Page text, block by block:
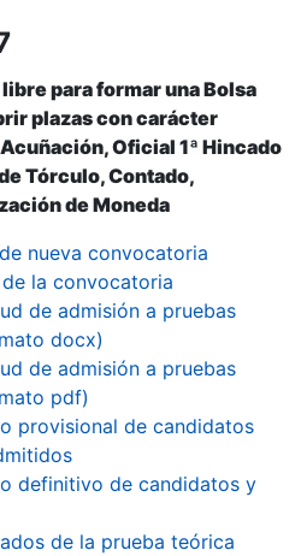
para formar una Bolsa
plazas con carácter
Oficial 1ª Hincado
Tórculo, Contado,
de Moneda
nueva convocatoria
de la convocatoria
de admisión a pruebas
docx)
de admisión a pruebas
pdf)
provisional de candidatos
definitivo de candidatos y
de la prueba teórica